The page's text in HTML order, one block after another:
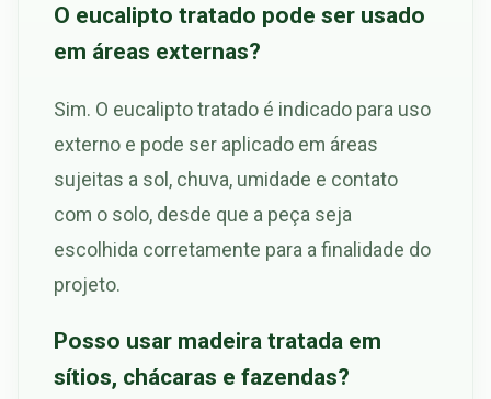
O eucalipto tratado pode ser usado
em áreas externas?
Sim. O eucalipto tratado é indicado para uso
externo e pode ser aplicado em áreas
sujeitas a sol, chuva, umidade e contato
com o solo, desde que a peça seja
escolhida corretamente para a finalidade do
projeto.
Posso usar madeira tratada em
sítios, chácaras e fazendas?